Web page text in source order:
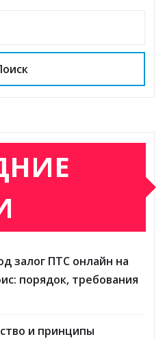
залог ПТС онлайн на
порядок, требования
и принципы